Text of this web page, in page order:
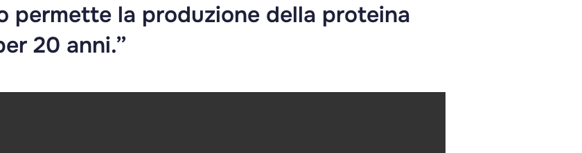
permette la produzione della proteina
20 anni.”